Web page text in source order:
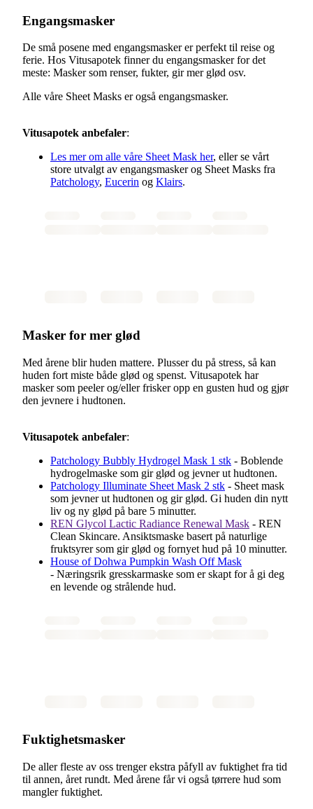
Engangsmasker
De små posene med engangsmasker er perfekt til reise og
ferie. Hos Vitusapotek finner du engangsmasker for det
meste: Masker som renser, fukter, gir mer glød osv.
Alle våre Sheet Masks er også engangsmasker.
Vitusapotek anbefaler:
Les mer om alle våre Sheet Mask her, eller se vårt
store utvalgt av engangsmasker og Sheet Masks fra
Patchology, Eucerin og Klairs.
Masker for mer glød
Med årene blir huden mattere. Plusser du på stress, så kan
huden fort miste både glød og spenst. Vitusapotek har
masker som peeler og/eller frisker opp en gusten hud og gjør
den jevnere i hudtonen.
Vitusapotek anbefaler:
Patchology Bubbly Hydrogel Mask 1 stk - Boblende
hydrogelmaske som gir glød og jevner ut hudtonen.
Patchology Illuminate Sheet Mask 2 stk - Sheet mask
som jevner ut hudtonen og gir glød. Gi huden din nytt
liv og ny glød på bare 5 minutter.
REN Glycol Lactic Radiance Renewal Mask - REN
Clean Skincare. Ansiktsmaske basert på naturlige
fruktsyrer som gir glød og fornyet hud på 10 minutter.
House of Dohwa Pumpkin Wash Off Mask
- Næringsrik gresskarmaske som er skapt for å gi deg
en levende og strålende hud.
Fuktighetsmasker
De aller fleste av oss trenger ekstra påfyll av fuktighet fra tid
til annen, året rundt. Med årene får vi også tørrere hud som
mangler fuktighet.